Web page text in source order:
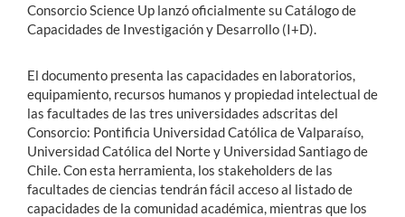
Consorcio Science Up lanzó oficialmente su Catálogo de
Capacidades de Investigación y Desarrollo (I+D).
El documento presenta las capacidades en laboratorios,
equipamiento, recursos humanos y propiedad intelectual de
las facultades de las tres universidades adscritas del
Consorcio: Pontificia Universidad Católica de Valparaíso,
Universidad Católica del Norte y Universidad Santiago de
Chile. Con esta herramienta, los stakeholders de las
facultades de ciencias tendrán fácil acceso al listado de
capacidades de la comunidad académica, mientras que los